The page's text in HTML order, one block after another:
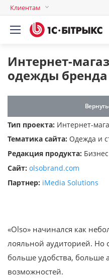
Клиентам
Интернет-
одежды бренда
Тип проекта: Интернет-
Тематика сайта: Одежда и
Редакция продукта: Бизнес
Сайт: olsobrand.com
Партнер: iMedia Solutions
«Olso» начинался как
лояльной аудиторией. Но
больше удобства, больше
возможностей.